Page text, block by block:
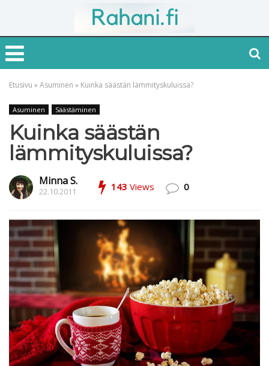
Etusivu »Asuminen » Kuinka säästän lämmityskuluissa?
Asuminen Säästäminen
Kuinka säästän
lämmityskuluissa?
Minna S.
22.10.2011 143 Views 0